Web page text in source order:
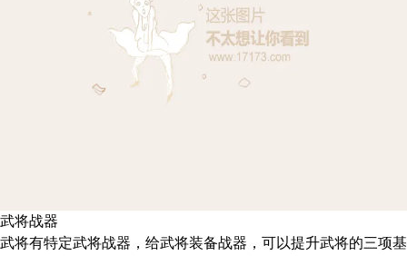
武将战器
武将有特定武将战器，给武将装备战器，可以提升武将的三项基